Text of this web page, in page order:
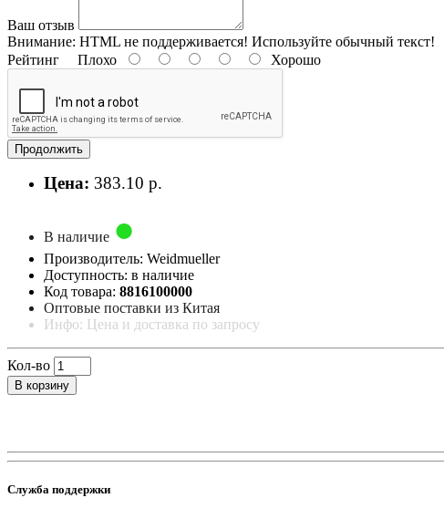
Ваш отзыв
Внимание: HTML не поддерживается! Используйте обычный текст!
Рейтинг Плохо Хорошо
Продолжить
Цена: 383.10 р.
В наличие
Производитель: Weidmueller
Доступность: в наличие
Код товара: 8816100000
Оптовые поставки из Китая
Инфо: Цена и доставка по запросу
Кол-во
В корзину
Служба поддержки